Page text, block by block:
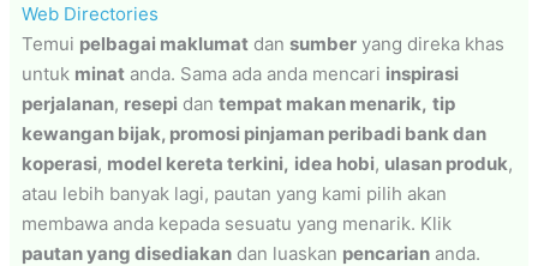
Web Directories
Temui pelbagai maklumat dansumber yang direka khas
untuk minat anda. Sama ada anda mencari inspirasi
perjalanan, resepi dantempat makan menarik, tip
kewangan bijak, promosi pinjaman peribadi bank dan
koperasi, model kereta terkini, idea hobi, ulasan produk,
atau lebih banyak lagi, pautan yang kami pilih akan
membawa anda kepada sesuatu yang menarik. Klik
pautan yang disediakan dan luaskan pencarian anda.